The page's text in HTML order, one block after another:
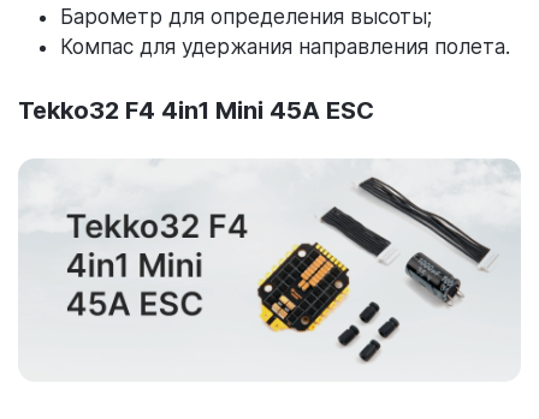
Барометр для определения высоты;
Компас для удержания направления полета.
Tekko32 F4 4in1 Mini 45A ESC